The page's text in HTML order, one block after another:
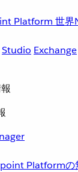
Platform 世界
Studio Exchange
Platformの